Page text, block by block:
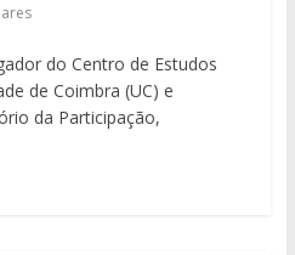
do Centro de Estudos
de Coimbra (UC) e
da Participação,